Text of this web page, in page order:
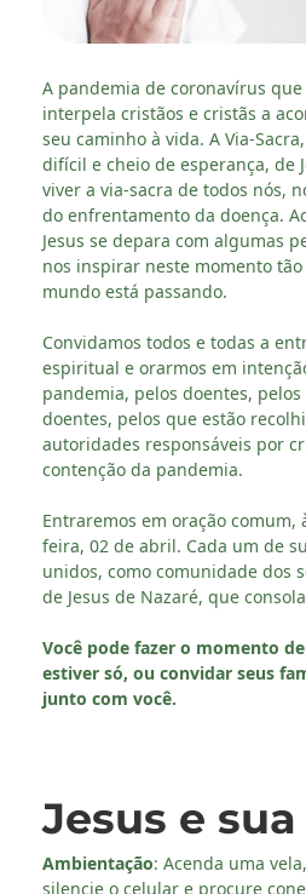
A pandemia de coronavírus
interpela cristãos e cristãs a
seu caminho à vida. A Via-
difícil e cheio de esperança, de
viver a via-sacra de todos nós,
do enfrentamento da doença.
Jesus se depara com algumas
nos inspirar neste momento
mundo está passando.
Convidamos todos e todas a
espiritual e orarmos em
pandemia, pelos doentes,
doentes, pelos que estão
autoridades responsáveis por
contenção da pandemia.
Entraremos em oração comum,
feira, 02 de abril. Cada um de
unidos, como comunidade dos
de Jesus de Nazaré, que
Você pode fazer o momento
estiver só, ou convidar seus
junto com você.
Jesus e
Ambientação: Acenda uma
silencie o celular e procure